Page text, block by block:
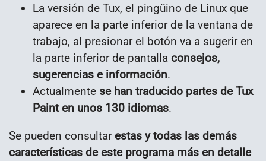
La versión de Tux, el pingüino de Linux que
aparece en la parte inferior de la ventana de
trabajo, al presionar el botón va a sugerir en
la parte inferior de pantalla consejos,
sugerencias e información.
Actualmente se han traducido partes de Tux
Paint en unos 130 idiomas.
Se pueden consultarestas y todas las demás
características de este programa más en detalle